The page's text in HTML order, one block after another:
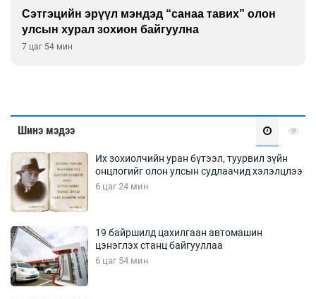
мэндэд “санаа тавих” олон
байгуулна
Улаан буудай
Шинэ мэдээ
Их зохиолчийн уран бүтээл, туурвил зүйн
онцлогийг олон улсын судлаачид хэлэлцлээ
6 цаг 24 мин
19 байршилд цахилгаан автомашин
цэнэглэх станц байгууллаа
6 цаг 54 мин